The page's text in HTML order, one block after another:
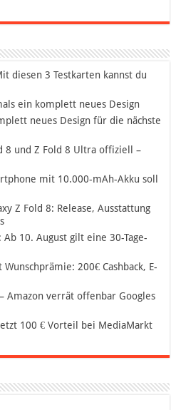
diesen 3 Testkarten kannst du
ein komplett neues Design
neues Design für die nächste
8 und Z Fold 8 Ultra offiziell –
mit 10.000-mAh-Akku soll
Z Fold 8: Release, Ausstattung
10. August gilt eine 30-Tage-
200€ Cashback, E-
Amazon verrät offenbar Googles
100 € Vorteil bei MediaMarkt